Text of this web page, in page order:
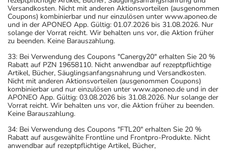
Versandkosten. Nicht mit anderen Aktionsvorteilen (ausgenommen
Coupons) kombinierbar und nur einzulösen unter www.aponeo.de
und in der APONEO App. Gültig: 01.07.2026 bis 31.08.2026. Nur
solange der Vorrat reicht. Wir behalten uns vor, die Aktion früher
zu beenden. Keine Barauszahlung.
33: Bei Verwendung des Coupons "Canergy20" erhalten Sie 20 %
Rabatt auf PZN 19658110. Nicht anwendbar auf rezeptpflichtige
Artikel, Bücher, Säuglingsanfangsnahrung und Versandkosten.
Nicht mit anderen Aktionsvorteilen (ausgenommen Coupons)
kombinierbar und nur einzulösen unter www.aponeo.de und in der
APONEO App. Gültig: 03.08.2026 bis 31.08.2026. Nur solange der
Vorrat reicht. Wir behalten uns vor, die Aktion früher zu beenden.
Keine Barauszahlung.
34: Bei Verwendung des Coupons "FTL20" erhalten Sie 20 %
Rabatt auf ausgewählte Frontline und Frontpro-Produkte. Nicht
anwendbar auf rezeptpflichtige Artikel, Bücher,